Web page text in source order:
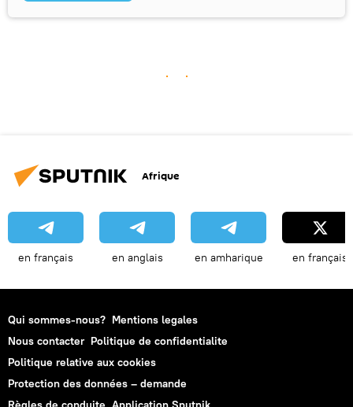
Afrique
en français en anglais en amharique en français
Qui sommes-nous? Mentions legales
Nous contacter Politique de confidentialite
Politique relative aux cookies
Protection des données – demande